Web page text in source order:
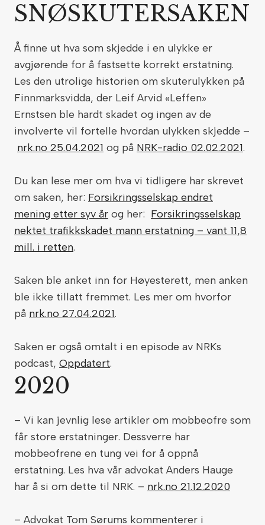
SNØSKUTERSAKEN
Å finne ut hva som skjedde i en ulykke er
avgjørende for å fastsette korrekt erstatning.
Les den utrolige historien om skuterulykken på
Finnmarksvidda, der Leif Arvid «Leffen»
Ernstsen ble hardt skadet og ingen av de
involverte vil fortelle hvordan ulykken skjedde –
nrk.no 25.04.2021 og på NRK-radio 02.02.2021.
Du kan lese mer om hva vi tidligere har skrevet
om saken, her: Forsikringsselskap endret
mening etter syv år og her: Forsikringsselskap
nektet trafikkskadet mann erstatning – vant 11,8
mill. i retten.
Saken ble anket inn for Høyesterett, men anken
ble ikke tillatt fremmet. Les mer om hvorfor
på nrk.no 27.04.2021.
Saken er også omtalt i en episode av NRKs
podcast, Oppdatert.
2020
– Vi kan jevnlig lese artikler om mobbeofre som
får store erstatninger. Dessverre har
mobbeofrene en tung vei for å oppnå
erstatning. Les hva vår advokat Anders Hauge
har å si om dette til NRK. – nrk.no 21.12.2020
– Advokat Tom Sørums kommenterer i